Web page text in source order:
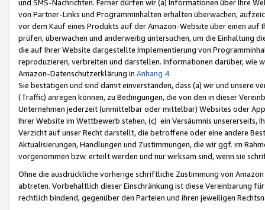
und SMS-Nachrichten. Ferner dürfen wir (a) Informationen über Ihre
von Partner-Links und Programminhalten erhalten überwachen,
vor dem Kauf eines Produkts auf der Amazon-Website über einen
prüfen, überwachen und anderweitig untersuchen, um die Einhaltung
die auf Ihrer Website dargestellte Implementierung von
reproduzieren, verbreiten und darstellen. Informationen darüber, wie
Amazon-Datenschutzerklärung in Anhang 4.
Sie bestätigen und sind damit einverstanden, dass (a) wir und
(Traffic) anregen können, zu Bedingungen, die von den in dieser
Unternehmen jederzeit (unmittelbar oder mittelbar) Websites oder
Ihrer Website im Wettbewerb stehen, (c) ein Versäumnis unsererseits,
Verzicht auf unser Recht darstellt, die betroffene oder eine andere
Aktualisierungen, Handlungen und Zustimmungen, die wir ggf. im
vorgenommen bzw. erteilt werden und nur wirksam sind, wenn sie
Ohne die ausdrückliche vorherige schriftliche Zustimmung von
abtreten. Vorbehaltlich dieser Einschränkung ist diese Vereinbarung
rechtlich bindend, gegenüber den Parteien und ihren jeweiligen